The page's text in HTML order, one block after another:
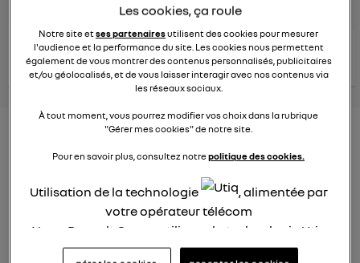
conseils Renault
consultez les
conseils
similaires
voir tous les
conseils
Aides aux frais installation d'une
borne de recharge
Elena42
Existe t-il des aides pour faire installer une borne de
recharge à domicile ?
Les cookies, ça roule
Notre site etses partenairesutilisent des cookies pour mesurer
l'audience et la performance du site. Les cookies nous permettent
également de vous montrer des contenus personnalisés, publicitaires
et/ou géolocalisés, et de vous laisser interagir avec nos contenus via
les réseaux sociaux.
À tout moment, vous pourrez modifier vos choix dans la rubrique
"Gérer mes cookies" de notre site.
Pour en savoir plus, consultez notrepolitique des cookies.
Utilisation de la technologie
, alimentée par
votre opérateur télécom
Nous, Renault Group, utilisons la technologie Utiq
pour nos activités digitales (telles que décrites